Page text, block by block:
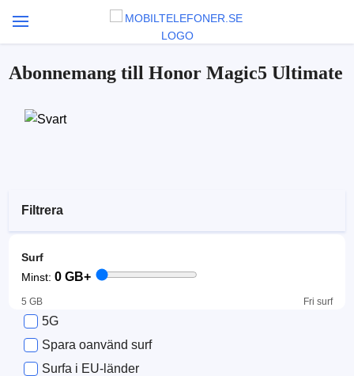
Abonnemang till Honor Magic5 Ultimate
Filtrera
Surf
Minst:0 GB+
5 GB Fri surf
5G
Spara oanvänd surf
Surfa i EU-länder